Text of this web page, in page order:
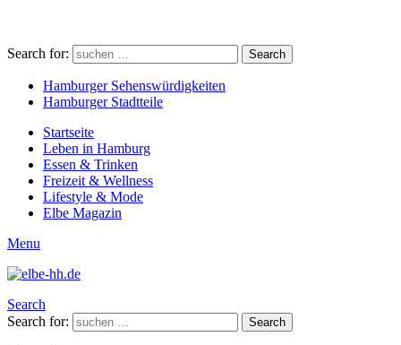
Search for: Search
Hamburger Sehenswürdigkeiten
Hamburger Stadtteile
Startseite
Leben in Hamburg
Essen & Trinken
Freizeit & Wellness
Lifestyle & Mode
Elbe Magazin
Menu
Search
Search for:
Search